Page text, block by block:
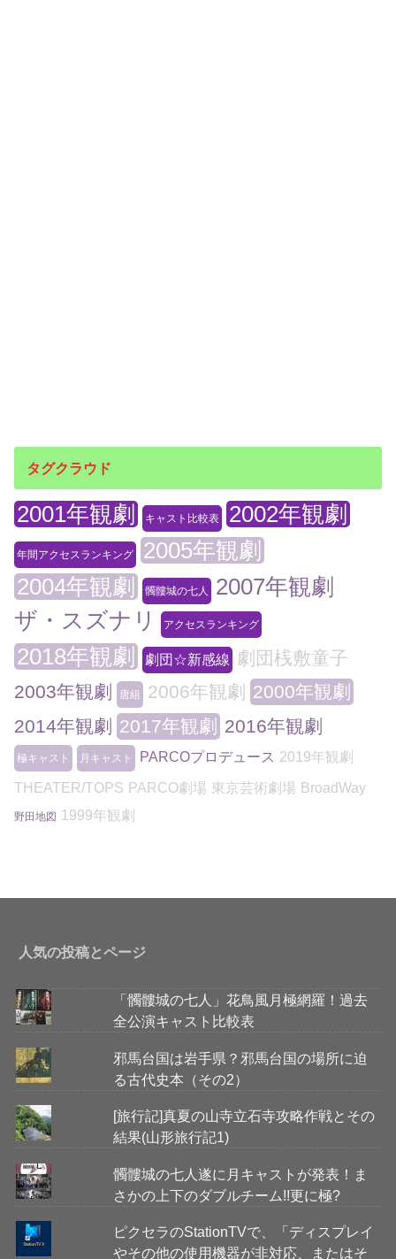
タグクラウド
2001年観劇 キャスト比較表 2002年観劇
年間アクセスランキング
2005年観劇
2004年観劇
髑髏城の七人
2007年観劇
ザ・スズナリ
アクセスランキング
2018年観劇 劇団☆新感線
劇団桟敷童子
2003年観劇
唐組 2006年観劇
2000年観劇
2014年観劇 2017年観劇 2016年観劇
極キャスト 月キャスト PARCOプロデュース 2019年観劇
THEATER/TOPS PARCO劇場 東京芸術劇場 BroadWay
野田地図 1999年観劇
人気の投稿とページ
「髑髏城の七人」花鳥風月極網羅！過去
全公演キャスト比較表
邪馬台国は岩手県？邪馬台国の場所に迫
る古代史本（その2）
[旅行記]真夏の山寺立石寺攻略作戦とその
結果(山形旅行記1)
髑髏城の七人遂に月キャストが発表！ま
さかの上下のダブルチーム!!更に極?
ピクセラのStationTVで、「ディスプレイ
やその他の使用機器が非対応、またはそ